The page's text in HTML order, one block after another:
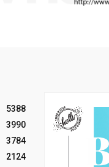
5388
3990
3784
2124